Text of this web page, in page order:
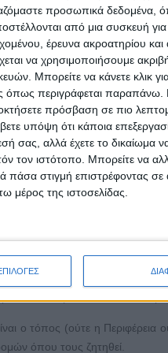
προσωπικά δεδομένα,
από μια συσκευή για
έρευνα ακροατηρίου
να χρησιμοποιήσουμε
Μπορείτε να κάνετε κλικ
περιγράφεται παραπάνω.
πρόσβαση σε πιο
υπόψη ότι κάποια
σας, αλλά έχετε το δικαίωμα
τον ιστότοπο. Μπορείτε να
στιγμή επιστρέφοντας σε
μέρος της ιστοσελίδας.
επιφανειακών υδάτων,
το «κλείσιμο» του
αυτοδιαχείρισης των
και το ευρύτερο σύστημα
περιβάλλον, για την απο-
μιας αδηφάγου
Κέντρου Λαογραφίας της
«Ο λαϊκός πολιτισμός δεν
τις ζημιές που
να αξιοποιηθεί εάν
σήμερα ως νεωτερικές
κ.ο.κ.) μπορούν να
και των νέων περιβαλλοντικών
πολλά θέματα, τα οποία θα
ο τόπος (ούτε η Περιφέρεια
όπου τους ζητηθεί.